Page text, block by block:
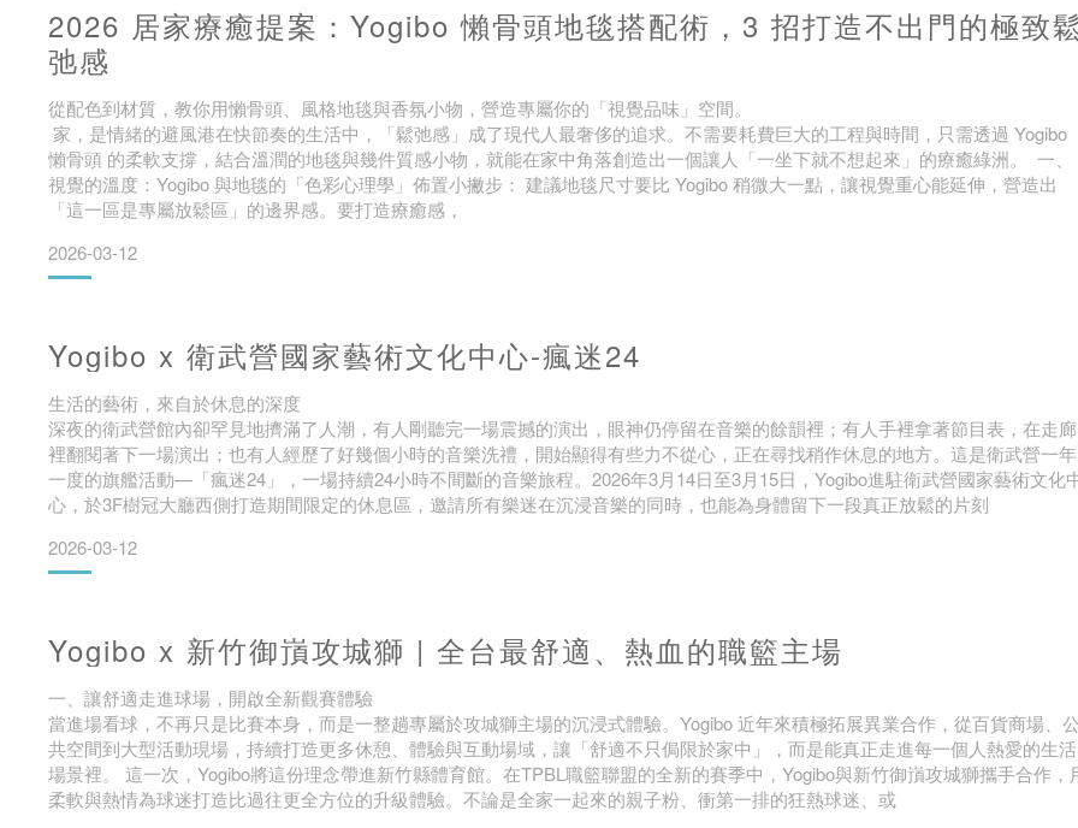
2026 居家療癒提案：Yogibo 懶骨頭地毯搭配術，3 招打造不出門的極致
弛感
從配色到材質，教你用懶骨頭、風格地毯與香氛小物，營造專屬你的「視覺品味」空間。
家，是情緒的避風港在快節奏的生活中，「鬆弛感」成了現代人最奢侈的追求。不需要耗費巨大的工程與時間，只需透過 Yogibo
懶骨頭 的柔軟支撐，結合溫潤的地毯與幾件質感小物，就能在家中角落創造出一個讓人「一坐下就不想起來」的療癒綠洲。 一、
視覺的溫度：Yogibo 與地毯的「色彩心理學」佈置小撇步： 建議地毯尺寸要比 Yogibo 稍微大一點，讓視覺重心能延伸，營造出
「這一區是專屬放鬆區」的邊界感。要打造療癒感，
2026-03-12
Yogibo x 衛武營國家藝術文化中心-瘋迷24
生活的藝術，來自於休息的深度
深夜的衛武營館內卻罕見地擠滿了人潮，有人剛聽完一場震撼的演出，眼神仍停留在音樂的餘韻裡；有人手裡拿著節目表，在走廊
裡翻閱著下一場演出；也有人經歷了好幾個小時的音樂洗禮，開始顯得有些力不從心，正在尋找稍作休息的地方。這是衛武營一年
一度的旗艦活動—「瘋迷24」，一場持續24小時不間斷的音樂旅程。2026年3月14日至3月15日，Yogibo進駐衛武營國家藝術文化
心，於3F樹冠大廳西側打造期間限定的休息區，邀請所有樂迷在沉浸音樂的同時，也能為身體留下一段真正放鬆的片刻
2026-03-12
Yogibo x 新竹御嵿攻城獅 | 全台最舒適、熱血的職籃主場
一、讓舒適走進球場，開啟全新觀賽體驗
當進場看球，不再只是比賽本身，而是一整趟專屬於攻城獅主場的沉浸式體驗。Yogibo 近年來積極拓展異業合作，從百貨商場、公
共空間到大型活動現場，持續打造更多休憩、體驗與互動場域，讓「舒適不只侷限於家中」，而是能真正走進每一個人熱愛的生活
場景裡。 這一次，Yogibo將這份理念帶進新竹縣體育館。在TPBL職籃聯盟的全新的賽季中，Yogibo與新竹御嵿攻城獅攜手合作，
柔軟與熱情為球迷打造比過往更全方位的升級體驗。不論是全家一起來的親子粉、衝第一排的狂熱球迷、或